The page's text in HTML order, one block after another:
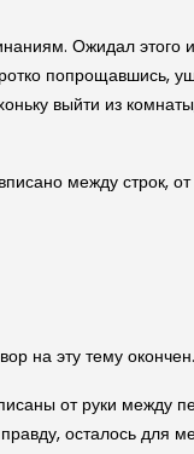
Ожидал этого
попрощавшись,
выйти из
между строк,
на эту тему окончен.
от руки между
осталось для